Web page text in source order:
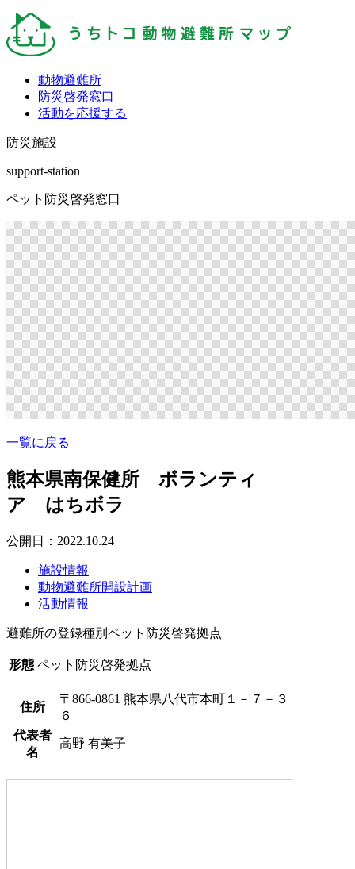
動物避難所
防災啓発窓口
活動を応援する
防災施設
support-station
ペット防災啓発窓口
一覧に戻る
熊本県南保健所 ボランティ
ア はちボラ
公開日：2022.10.24
施設情報
動物避難所開設計画
活動情報
避難所の登録種別 ペット防災啓発拠点
形態 ペット防災啓発拠点
住所
〒866-0861 熊本県八代市本町１－７－３
６
代表者
名
高野 有美子